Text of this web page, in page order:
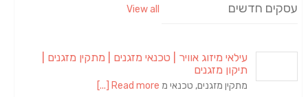
עסקים חדשים View all
עילאי מיזוג אוויר | טכנאי מזגנים | מתקין מזגנים |
תיקון מזגנים
מתקין מזגנים, טכנאי מ Read more [...]